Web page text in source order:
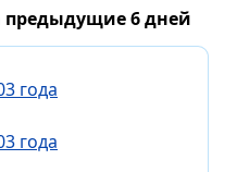
6 дней
года
года